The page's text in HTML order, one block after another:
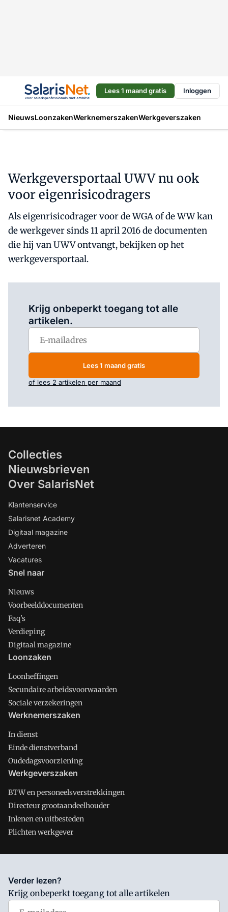
Lees 1 maand gratis Inloggen
NieuwsLoonzakenWerknemerszakenWerkgeverszaken
Werkgeversportaal UWV nu ook
voor eigenrisicodragers
Als eigenrisicodrager voor de WGA of de WW kan
de werkgever sinds 11 april 2016 de documenten
die hij van UWV ontvangt, bekijken op het
werkgeversportaal.
Krijg onbeperkt toegang tot alle
artikelen.
Lees 1 maand gratis
of lees 2 artikelen per maand
Collecties
Nieuwsbrieven
Over SalarisNet
Klantenservice
Salarisnet Academy
Digitaal magazine
Adverteren
Vacatures
Snel naar
Nieuws
Voorbeelddocumenten
Faq's
Verdieping
Digitaal magazine
Loonzaken
Loonheffingen
Secundaire arbeidsvoorwaarden
Sociale verzekeringen
Werknemerszaken
In dienst
Einde dienstverband
Oudedagsvoorziening
Werkgeverszaken
BTW en personeelsverstrekkingen
Directeur grootaandeelhouder
Inlenen en uitbesteden
Plichten werkgever
Salarisnet is onderdeel van VMN media. Lees in
waar VMN media voor staat. Op gebruik van deze site zijn de
volgende regelingen van toepassing:Algemene Voorwaarden
Verder lezen?
Krijg onbeperkt toegang tot alle artikelen